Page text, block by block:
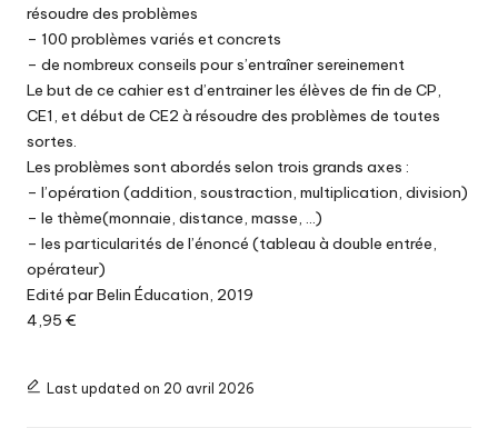
résoudre des problèmes
– 100 problèmes variés et concrets
– de nombreux conseils pour s’entraîner sereinement
Le but de ce cahier est d’entrainer les élèves de fin de CP,
CE1, et début de CE2 à résoudre des problèmes de toutes
sortes.
Les problèmes sont abordés selon trois grands axes :
– l’opération (addition, soustraction, multiplication, division)
– le thème(monnaie, distance, masse, …)
– les particularités de l’énoncé (tableau à double entrée,
opérateur)
Edité par Belin Éducation, 2019
4,95 €
Last updated on 20 avril 2026